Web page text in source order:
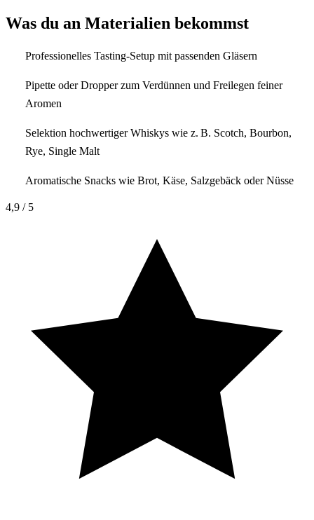
Was du an Materialien bekommst
Professionelles Tasting-Setup mit passenden Gläsern
Pipette oder Dropper zum Verdünnen und Freilegen feiner
Aromen
Selektion hochwertiger Whiskys wie z. B. Scotch, Bourbon,
Rye, Single Malt
Aromatische Snacks wie Brot, Käse, Salzgebäck oder Nüsse
4,9 / 5